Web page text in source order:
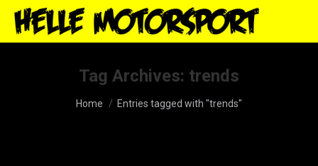
Tag Archives: trends
Home Entries tagged with "trends"